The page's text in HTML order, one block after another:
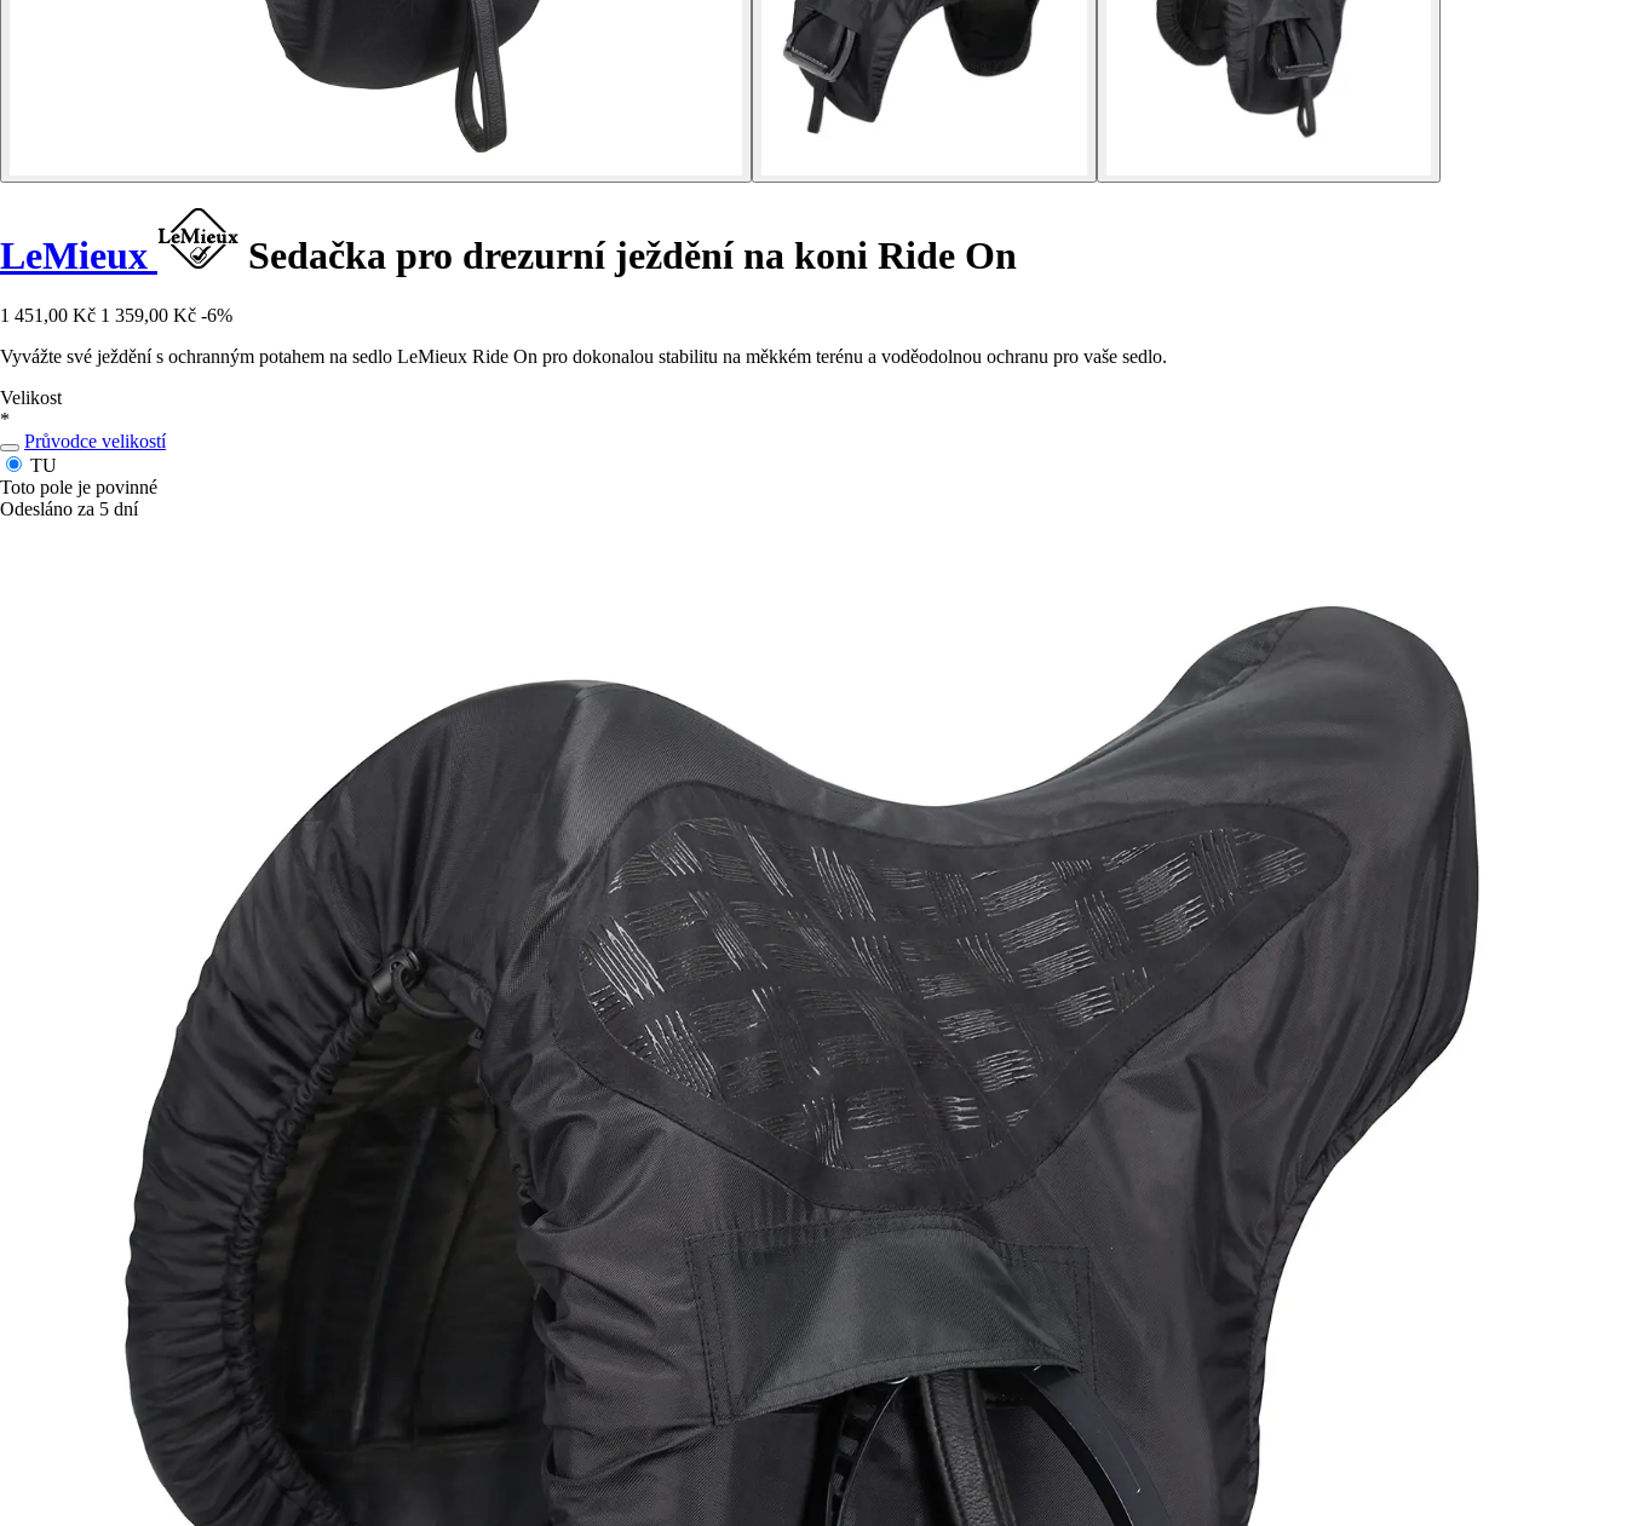
LeMieux Sedačka pro drezurní ježdění na koni Ride On
1 451,00 Kč 1 359,00 Kč -6%
Vyvážte své ježdění s ochranným potahem na sedlo LeMieux Ride On pro dokonalou stabilitu na měkkém terénu a voděodolnou ochranu pro vaše sedlo.
Velikost
*
Průvodce velikostí
TU
Toto pole je povinné
Odesláno za 5 dní